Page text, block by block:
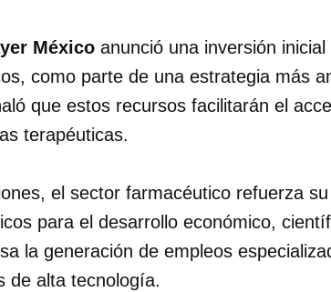
México anunció una inversión inicial
como parte de una estrategia más
que estos recursos facilitarán el
terapéuticas.
el sector farmacéutico refuerza
para el desarrollo económico,
la generación de empleos
de alta tecnología.